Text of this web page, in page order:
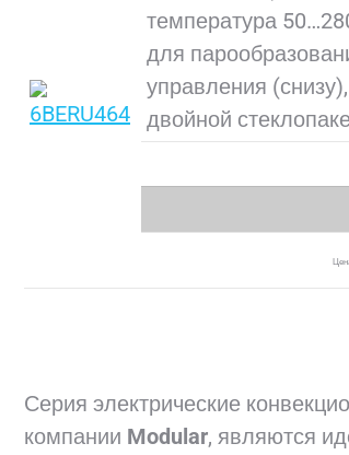
температура
для
управления
двойной
Серия электрические
компании Modular, являются